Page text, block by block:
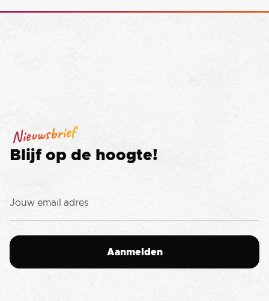
Nieuwsbrief
Blijf op de hoogte!